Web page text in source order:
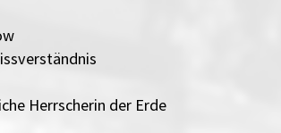
Herrscherin der Erde